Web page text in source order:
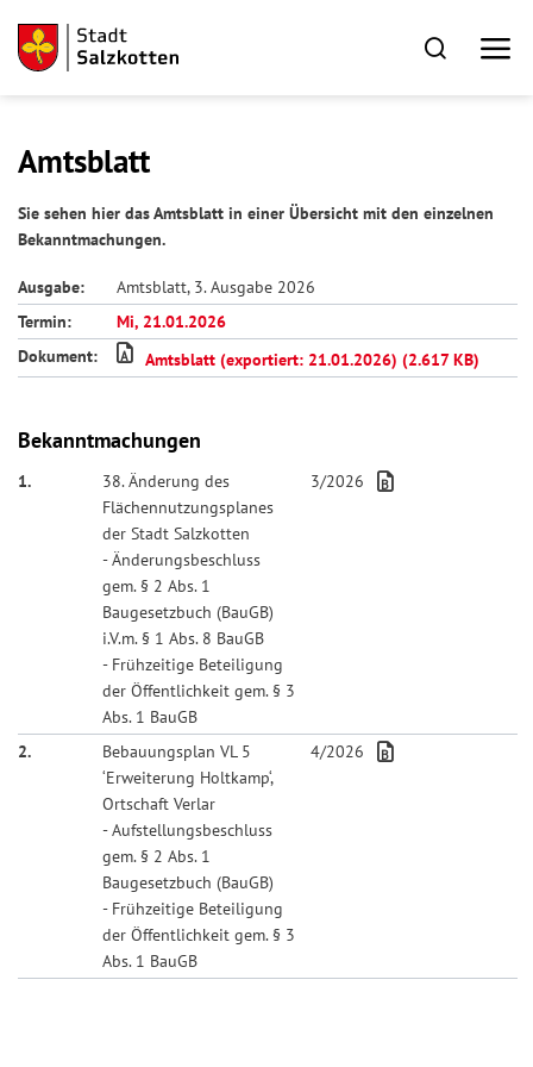
Amtsblatt
Sie sehen hier das Amtsblatt in einer Übersicht mit den einzelnen
Bekanntmachungen.
Ausgabe:
Amtsblatt, 3. Ausgabe 2026
Termin:
Mi, 21.01.2026
Dokument:
Amtsblatt (exportiert: 21.01.2026) (2.617 KB)
Bekanntmachungen
1.
38. Änderung des
Flächennutzungsplanes
der Stadt Salzkotten
- Änderungsbeschluss
gem. § 2 Abs. 1
Baugesetzbuch (BauGB)
i.V.m. § 1 Abs. 8 BauGB
- Frühzeitige Beteiligung
der Öffentlichkeit gem. § 3
Abs. 1 BauGB
3/2026
2.
Bebauungsplan VL 5
‘Erweiterung Holtkamp‘,
Ortschaft Verlar
- Aufstellungsbeschluss
gem. § 2 Abs. 1
Baugesetzbuch (BauGB)
- Frühzeitige Beteiligung
der Öffentlichkeit gem. § 3
Abs. 1 BauGB
4/2026